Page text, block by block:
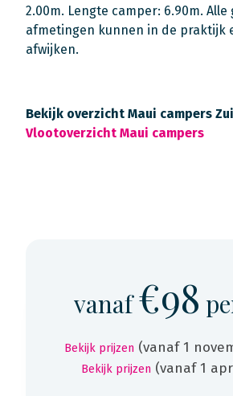
2.00m. Lengte camper: 6.90m. Alle
afmetingen kunnen in de praktijk
afwijken.
Bekijk overzicht Maui campers
Vlootoverzicht Maui campers
vanaf€98
Bekijk prijzen (vanaf 1
Bekijk prijzen (vanaf 1